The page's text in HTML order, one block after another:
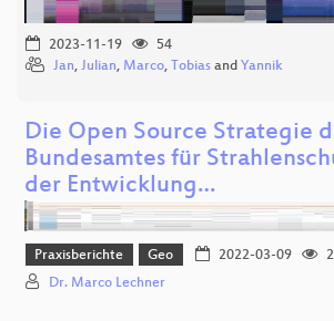
2023-11-19
54
Jan, Julian, Marco, Tobias and Yannik
Die Open Source Strategie
Bundesamtes für
der Entwicklung…
Praxisberichte Geo 2022-03-09
Dr. Marco Lechner